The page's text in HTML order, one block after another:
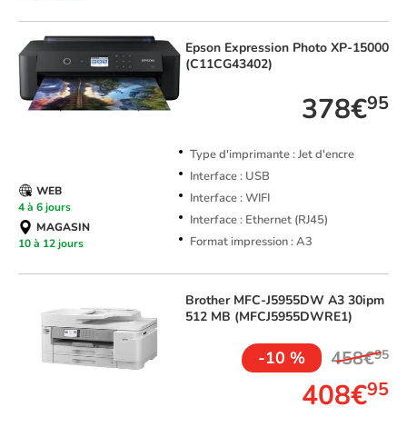
Epson Expression Photo XP-15000
(C11CG43402)
378€95
Type d'imprimante : Jet d'encre
Interface : USB
Interface : WIFI
Interface : Ethernet (RJ45)
Format impression : A3
WEB
4 à 6 jours
MAGASIN
10 à 12 jours
Brother MFC-J5955DW A3 30ipm
512 MB (MFCJ5955DWRE1)
-10 % 458€95
408€95